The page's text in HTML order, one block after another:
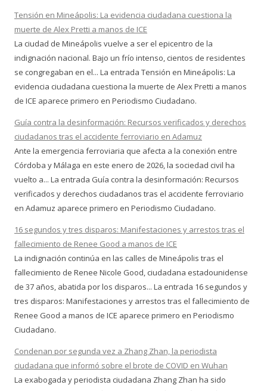
Tensión en Mineápolis: La evidencia ciudadana cuestiona la
muerte de Alex Pretti a manos de ICE
La ciudad de Mineápolis vuelve a ser el epicentro de la
indignación nacional. Bajo un frío intenso, cientos de residentes
se congregaban en el... La entrada Tensión en Mineápolis: La
evidencia ciudadana cuestiona la muerte de Alex Pretti a manos
de ICE aparece primero en Periodismo Ciudadano.
Guía contra la desinformación: Recursos verificados y derechos
ciudadanos tras el accidente ferroviario en Adamuz
Ante la emergencia ferroviaria que afecta a la conexión entre
Córdoba y Málaga en este enero de 2026, la sociedad civil ha
vuelto a... La entrada Guía contra la desinformación: Recursos
verificados y derechos ciudadanos tras el accidente ferroviario
en Adamuz aparece primero en Periodismo Ciudadano.
16 segundos y tres disparos: Manifestaciones y arrestos tras el
fallecimiento de Renee Good a manos de ICE
La indignación continúa en las calles de Mineápolis tras el
fallecimiento de Renee Nicole Good, ciudadana estadounidense
de 37 años, abatida por los disparos... La entrada 16 segundos y
tres disparos: Manifestaciones y arrestos tras el fallecimiento de
Renee Good a manos de ICE aparece primero en Periodismo
Ciudadano.
Condenan por segunda vez a Zhang Zhan, la periodista
ciudadana que informó sobre el brote de COVID en Wuhan
La exabogada y periodista ciudadana Zhang Zhan ha sido